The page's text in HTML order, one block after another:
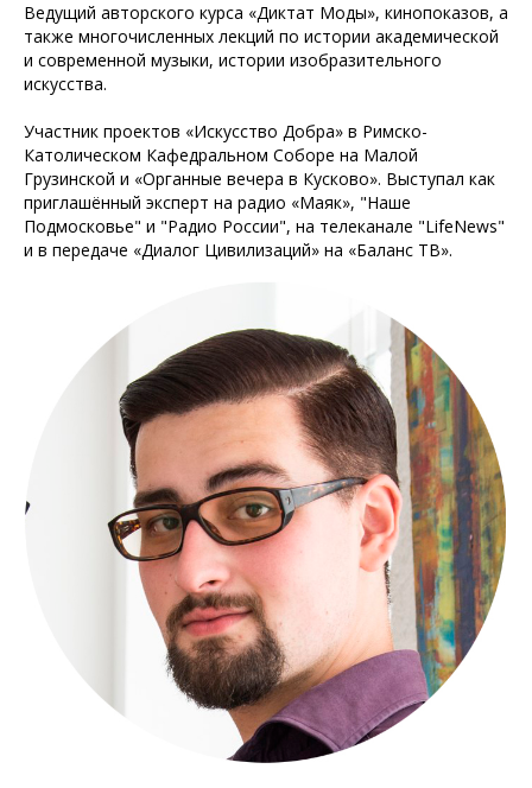
Ведущий авторского курса «Диктат Моды», кинопоказов, а
также многочисленных лекций по истории академической
и современной музыки, истории изобразительного
искусства.
Участник проектов «Искусство Добра» в Римско-
Католическом Кафедральном Соборе на Малой
Грузинской и «Органные вечера в Кусково». Выступал как
приглашённый эксперт на радио «Маяк», "Наше
Подмосковье" и "Радио России", на телеканале "LifeNews"
и в передаче «Диалог Цивилизаций» на «Баланс ТВ».